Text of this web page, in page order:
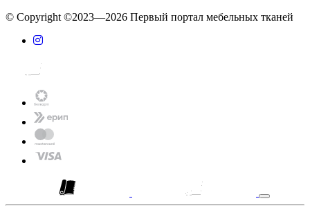
© Copyright ©2023—2026 Первый портал мебельных тканей